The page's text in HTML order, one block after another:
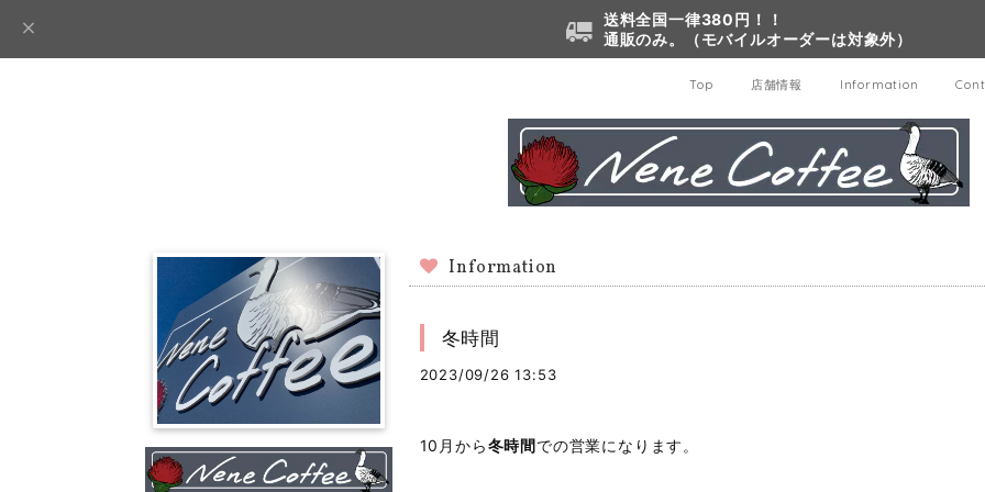
送料全国一律380円！！
通販のみ。（モバイルオーダーは対象外）
Top 店舗情報 Information
Information
冬時間
2023/09/26 13:53
10月から冬時間での営業になります。